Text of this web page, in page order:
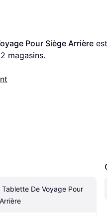
Pour Siège Arrière est
2 magasins.
Tablette De Voyage Pour